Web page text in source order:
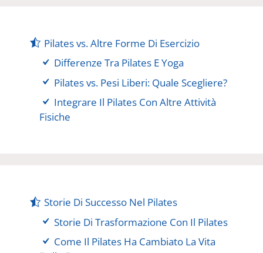
Pilates vs. Altre Forme Di Esercizio
Differenze Tra Pilates E Yoga
Pilates vs. Pesi Liberi: Quale Scegliere?
Integrare Il Pilates Con Altre Attività
Fisiche
Storie Di Successo Nel Pilates
Storie Di Trasformazione Con Il Pilates
Come Il Pilates Ha Cambiato La Vita